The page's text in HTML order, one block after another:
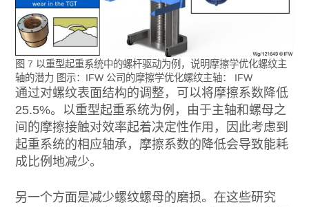
图 7 以重型起重系统中的螺杆驱动为例，说明摩擦学优化螺纹主
轴的潜力 图示：IFW 公司的摩擦学优化螺纹主轴： IFW
通过对螺纹表面结构的调整，可以将摩擦系数降低
25.5%。以重型起重系统为例，由于主轴和螺母之
间的摩擦接触对效率起着决定性作用，因此考虑到
起重系统的相应轴承，摩擦系数的降低会导致能耗
成比例地减少。
另一个方面是减少螺纹螺母的磨损。在这些研究